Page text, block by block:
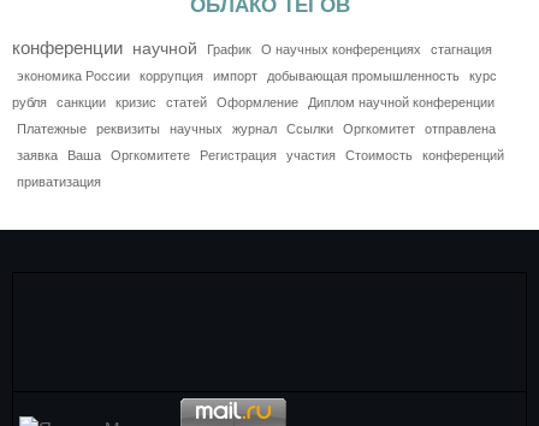
ОБЛАКО ТЕГОВ
конференции научной График О научных конференциях
стагнация
экономика России
коррупция импорт добывающая промышленность
курс
рубля
санкции кризис статей Оформление
Диплом научной конференции
Платежные
реквизиты научных журнал Ссылки Оргкомитет
отправлена
заявка
Ваша Оргкомитете Регистрация участия Стоимость
конференций
приватизация